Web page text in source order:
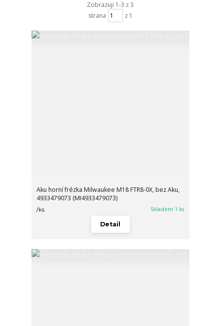
Zobrazuji 1-3 z 3
strana
z 1
Aku horní frézka Milwaukee M18 FTR8-0X, bez Aku,
4933479073 (MI4933479073)
/ks Skladem 1 ks
Detail